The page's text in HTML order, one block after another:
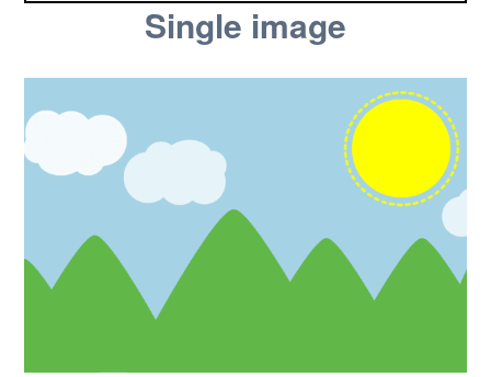
Single image